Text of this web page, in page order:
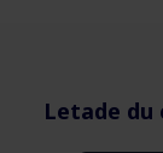
Letade du